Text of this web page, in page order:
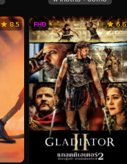
8.5 6.6
FHD